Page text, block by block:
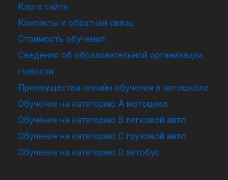
Карта сайта
Контакты и обратная связь
Стоимость обучения
Сведения об образовательной организации
Новости
Преимущества онлайн обучения в автошколе
Обучение на категорию A мотоцикл
Обучение на категорию B легковой авто
Обучение на категорию C грузовой авто
Обучение на категорию D автобус